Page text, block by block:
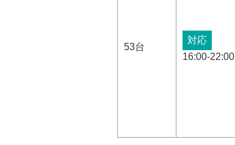
53台
対応
16:00-22:00